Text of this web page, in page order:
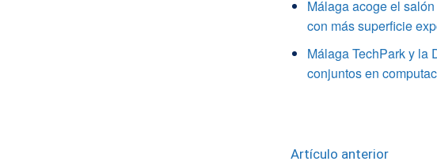
Málaga acoge el
con más superficie
Málaga TechPark y la
conjuntos en
Artículo anterior